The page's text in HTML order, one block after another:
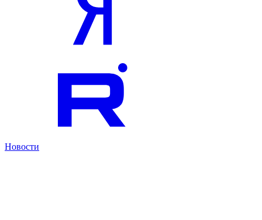
Новости